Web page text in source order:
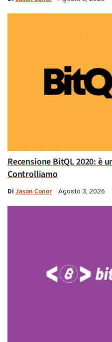
Recensione BitQL 2020: è
Controlliamo
Di Jason Conor Agosto 3, 2026